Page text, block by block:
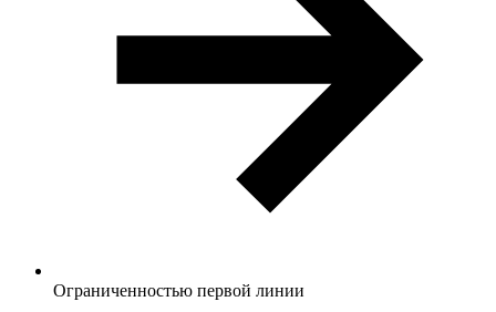
Ограниченностью первой линии